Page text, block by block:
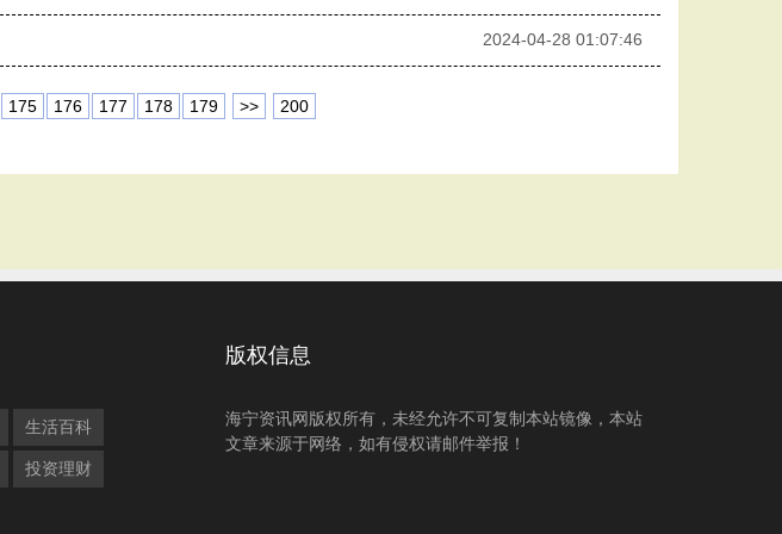
2024-04-28 01:07:46
175 176 177 178 179 >> 200
生活百科
投资理财
版权信息
海宁资讯网版权所有，未经允许不可复制本站镜像，本站
文章来源于网络，如有侵权请邮件举报！